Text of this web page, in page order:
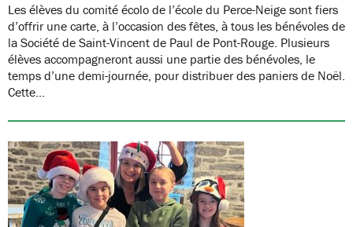
Les élèves du comité écolo de l’école du Perce-Neige sont fiers
d’offrir une carte, à l’occasion des fêtes, à tous les bénévoles de
la Société de Saint-Vincent de Paul de Pont-Rouge. Plusieurs
élèves accompagneront aussi une partie des bénévoles, le
temps d’une demi-journée, pour distribuer des paniers de Noël.
Cette…